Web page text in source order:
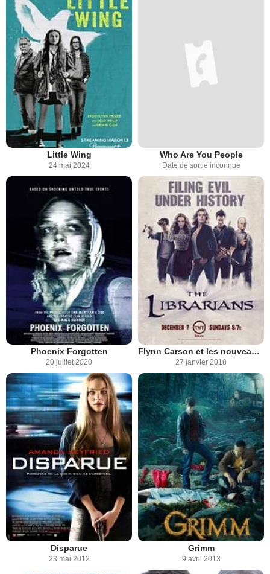
Little Wing
24 mai 2024
Who Are You People
Date de sortie inconnue
Phoenix Forgotten
20 juillet 2020
Flynn Carson et les nouveaux aventuriers
27 janvier 2018
Disparue
23 mai 2012
Grimm
9 avril 2013